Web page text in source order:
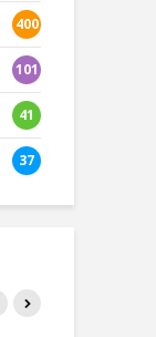
400
101
8
41
37